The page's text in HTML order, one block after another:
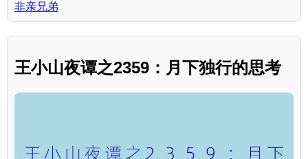
非亲兄弟
王小山夜谭之2359：月下独行的思考